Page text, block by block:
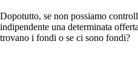
Dopotutto, se non possiamo
indipendente una determinata
trovano i fondi o se ci sono fondi?